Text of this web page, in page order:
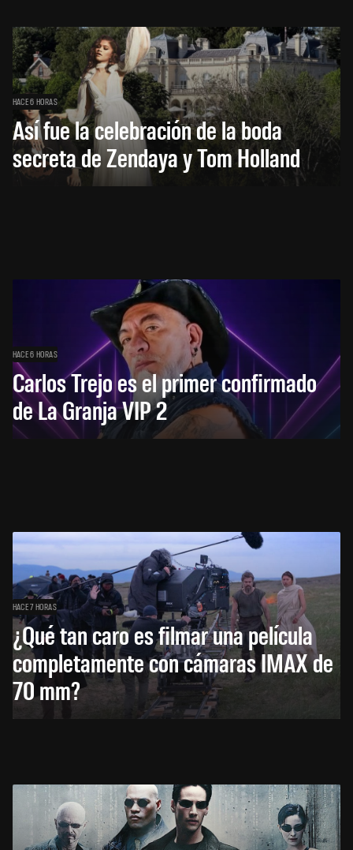
HACE 6 HORAS
Así fue la celebración de la boda
secreta de Zendaya y Tom Holland
HACE 6 HORAS
Carlos Trejo es el primer confirmado
de La Granja VIP 2
HACE 7 HORAS
¿Qué tan caro es filmar una película
completamente con cámaras IMAX de
70 mm?